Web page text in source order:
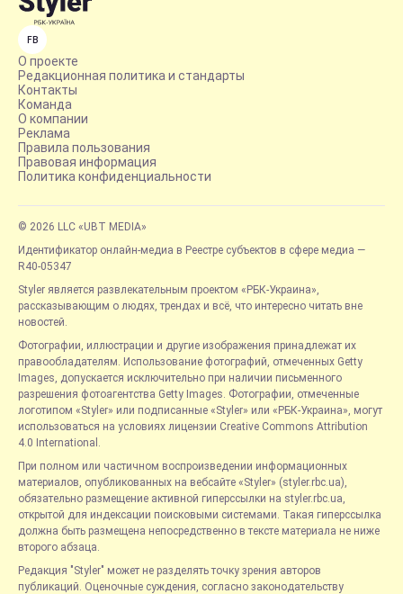
FB
О проекте
Редакционная политика и стандарты
Контакты
Команда
О компании
Реклама
Правила пользования
Правовая информация
Политика конфиденциальности
© 2026 LLC «UBT MEDIA»
Идентификатор онлайн-медиа в Реестре субъектов в сфере медиа —
R40-05347
Styler является развлекательным проектом «РБК-Украина»,
рассказывающим о людях, трендах и всё, что интересно читать вне
новостей.
Фотографии, иллюстрации и другие изображения принадлежат их
правообладателям. Использование фотографий, отмеченных Getty
Images, допускается исключительно при наличии письменного
разрешения фотоагентства Getty Images. Фотографии, отмеченные
логотипом «Styler» или подписанные «Styler» или «РБК-Украина», могут
использоваться на условиях лицензии Creative Commons Attribution
4.0 International.
При полном или частичном воспроизведении информационных
материалов, опубликованных на вебсайте «Styler» (styler.rbc.ua),
обязательно размещение активной гиперссылки на styler.rbc.ua,
открытой для индексации поисковыми системами. Такая гиперссылка
должна быть размещена непосредственно в тексте материала не ниже
второго абзаца.
Редакция "Styler" может не разделять точку зрения авторов
публикаций. Оценочные суждения, согласно законодательству